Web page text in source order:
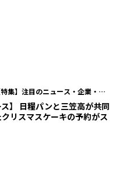
特集】注目のニュース・企業・人
ス】 日糧パンと三笠高が共同
リスマスケーキの予約がス